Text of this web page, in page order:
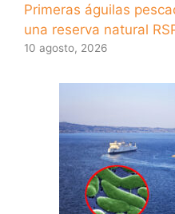
Primeras águilas
una reserva natural
10 agosto, 2026